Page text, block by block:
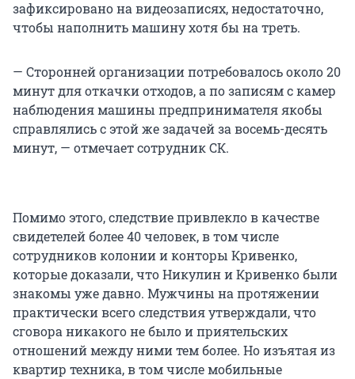
зафиксировано на видеозаписях, недостаточно,
чтобы наполнить машину хотя бы на треть.
— Сторонней организации потребовалось около 20
минут для откачки отходов, а по записям с камер
наблюдения машины предпринимателя якобы
справлялись с этой же задачей за восемь-десять
минут, — отмечает сотрудник СК.
Помимо этого, следствие привлекло в качестве
свидетелей более 40 человек, в том числе
сотрудников колонии и конторы Кривенко,
которые доказали, что Никулин и Кривенко были
знакомы уже давно. Мужчины на протяжении
практически всего следствия утверждали, что
сговора никакого не было и приятельских
отношений между ними тем более. Но изъятая из
квартир техника, в том числе мобильные